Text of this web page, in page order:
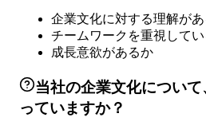
企業文化に対する理解が
チームワークを重視して
成長意欲があるか
当社の企業文化につい
っていますか？